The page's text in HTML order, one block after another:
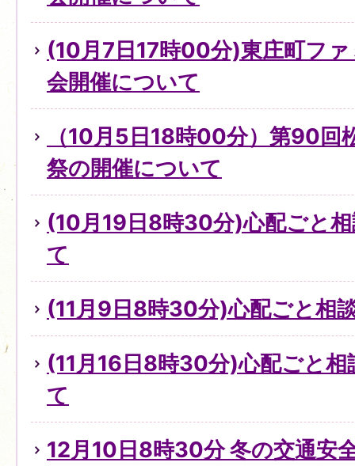
(10月7日17時00分)東庄町フ
会開催について
（10月5日18時00分）第90回
祭の開催について
(10月19日8時30分)心配ごと
て
(11月9日8時30分)心配ごと相
(11月16日8時30分)心配ごと
て
12月10日8時30分 冬の交通安